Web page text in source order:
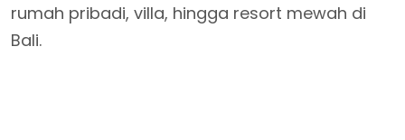
rumah pribadi, villa, hingga resort mewah di
Bali.